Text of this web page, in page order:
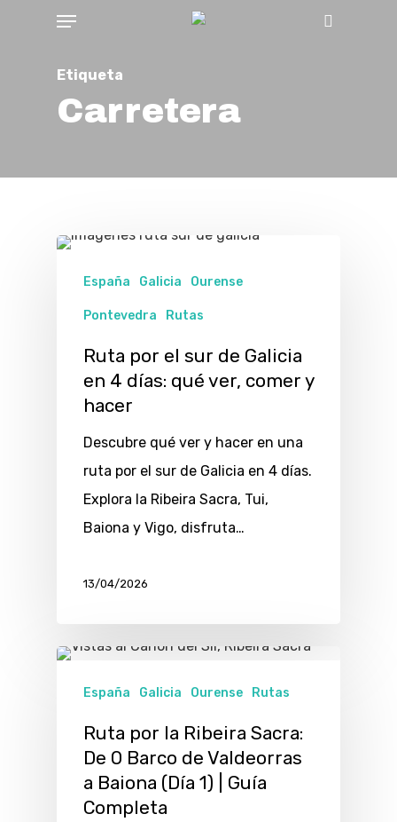
Menu
Etiqueta
Carretera
España Galicia Ourense
Pontevedra Rutas
Ruta por el sur de Galicia
en 4 días: qué ver, comer y
hacer
Descubre qué ver y hacer en una
ruta por el sur de Galicia en 4 días.
Explora la Ribeira Sacra, Tui,
Baiona y Vigo, disfruta…
13/04/2026
España Galicia Ourense Rutas
Ruta por la Ribeira Sacra:
De O Barco de Valdeorras
a Baiona (Día 1) | Guía
Completa